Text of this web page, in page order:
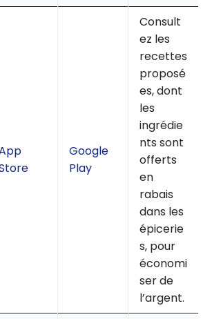
Google
Play
Consult
ez les
recettes
proposé
es, dont
les
ingrédie
nts sont
offerts
en
rabais
dans les
épicerie
s, pour
économi
ser de
l’argent.